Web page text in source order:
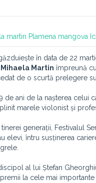
martin Plamena mangova
în data de 22
Mihaela Martin împreună
de o scurtă prelegere
de ani de la nașterea celui
marele violonist și
generații, Festivalul
elevi, întru susținerea
discipol al lui Ștefan
la cele mai